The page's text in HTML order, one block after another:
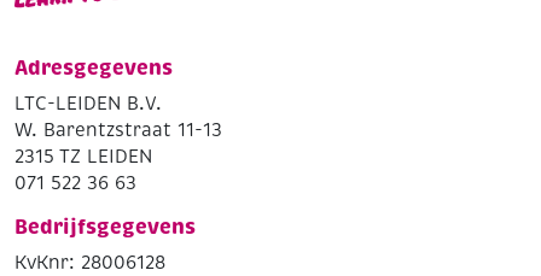
Adresgegevens
LTC-LEIDEN B.V.
W. Barentzstraat 11-13
2315 TZ LEIDEN
071 522 36 63
Bedrijfsgegevens
KvKnr: 28006128